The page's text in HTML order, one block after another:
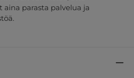
aina parasta palvelua ja